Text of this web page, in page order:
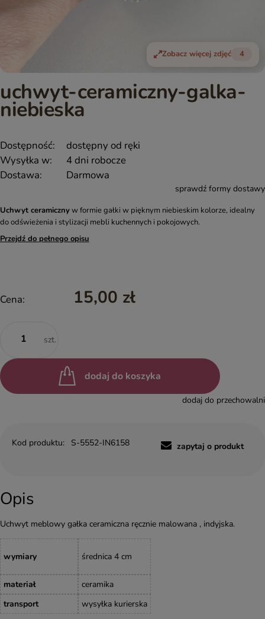
Zobacz więcej zdjęć 4
uchwyt-ceramiczny-galka-
niebieska
Dostępność:
dostępny od ręki
Wysyłka w:
4 dni robocze
Dostawa:
Darmowa
sprawdź formy dostawy
Uchwyt ceramicznyw formie gałki w pięknym niebieskim kolorze, idealny
do odświeżenia i stylizacji mebli kuchennych i pokojowych.
Przejdź do pełnego opisu
Cena: 15,00 zł
szt.
dodaj do koszyka
dodaj do przechowalni
Kod produktu: S-5552-IN6158 zapytaj o produkt
Opis
Uchwyt meblowy gałka ceramiczna ręcznie malowana , indyjska.
wymiary średnica 4 cm
materiał
ceramika
transport
wysyłka kurierska